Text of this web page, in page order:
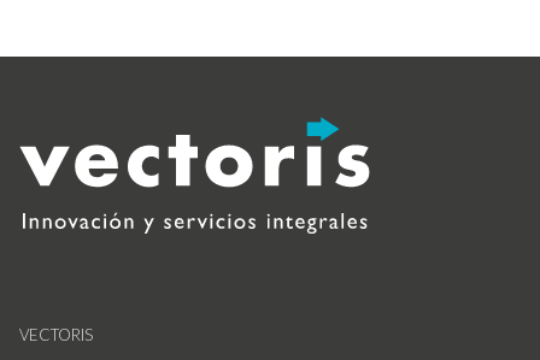
VECTORIS